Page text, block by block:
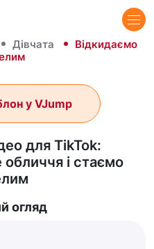
Дівчата
Відкидаємо
для TikTok:
і стаємо
у VJump
огляд